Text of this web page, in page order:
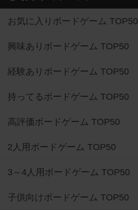
お気に入りボードゲーム TOP50
興味ありボードゲーム TOP50
経験ありボードゲーム TOP50
持ってるボードゲーム TOP50
高評価ボードゲーム TOP50
2人用ボードゲーム TOP50
3～4人用ボードゲーム TOP50
子供向けボードゲーム TOP50